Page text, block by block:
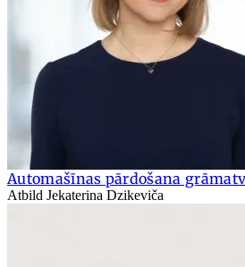
Automašīnas pārdošana
Atbild Jekaterina Dzikeviča